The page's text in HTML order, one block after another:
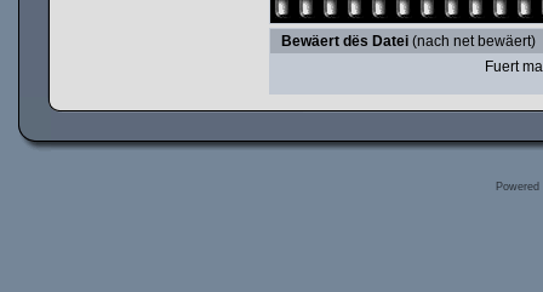
Bewäert dës Datei(nach net bewäert)
Fuert